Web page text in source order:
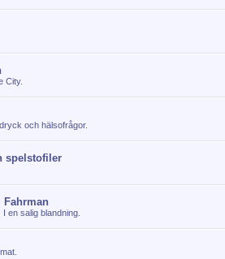
City.
och hälsofrågor.
spelstofiler
Fahrman
en salig blandning.